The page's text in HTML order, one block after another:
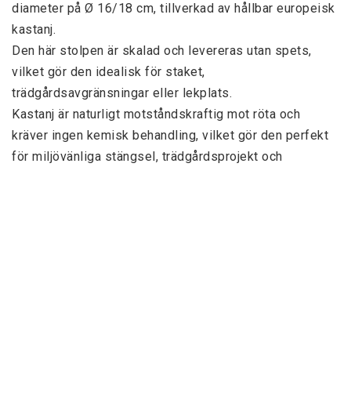
diameter på Ø 16/18 cm, tillverkad av hållbar europeisk
kastanj.
Den här stolpen är skalad och levereras utan spets,
vilket gör den idealisk för staket,
trädgårdsavgränsningar eller lekplats.
Kastanj är naturligt motståndskraftig mot röta och
kräver ingen kemisk behandling, vilket gör den perfekt
för miljövänliga stängsel, trädgårdsprojekt och